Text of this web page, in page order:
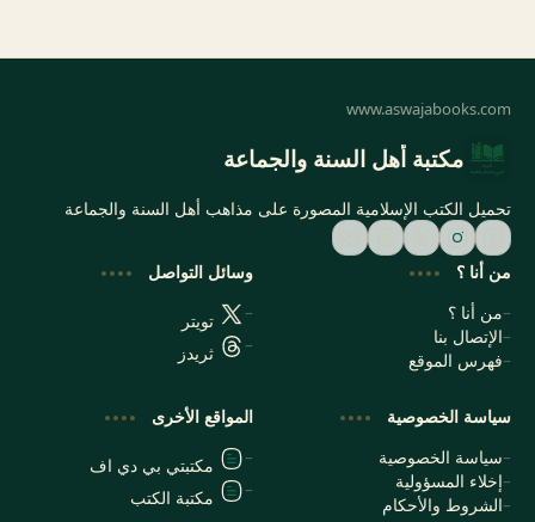
مكتبة أهل السنة والجماعة
تحميل الكتب الإسلامية المصورة على مذاهب أهل السنة والجماعة
من أنا ؟
من أنا ؟
الإتصال بنا
فهرس الموقع
وسائل التواصل
تويتر
ثريدز
سياسة الخصوصية
سياسة الخصوصية
إخلاء المسؤولية
الشروط والأحكام
المواقع الأخرى
مكتبتي بي دي اف
مكتبة الكتب